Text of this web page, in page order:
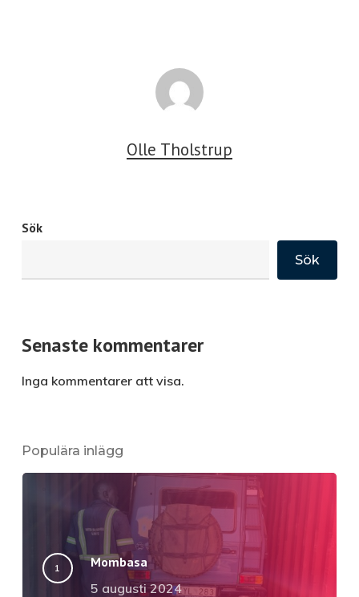
Olle Tholstrup
Sök
Sök
Senaste kommentarer
Inga kommentarer att visa.
Populära inlägg
Mombasa
5 augusti 2024